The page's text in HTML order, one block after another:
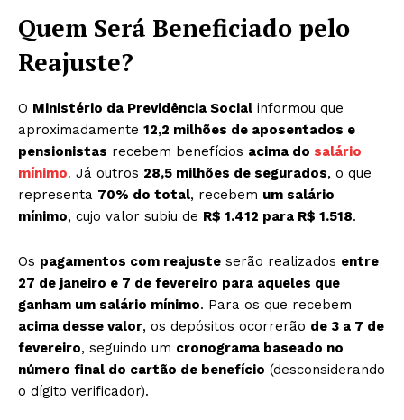
Quem Será Beneficiado pelo
Reajuste?
O Ministério da Previdência Social informou que
aproximadamente 12,2 milhões de aposentados e
pensionistas recebem benefícios acima do salário
mínimo. Já outros 28,5 milhões de segurados, o que
representa 70% do total, recebem um salário
mínimo, cujo valor subiu de R$ 1.412 para R$ 1.518.
Os pagamentos com reajuste serão realizados entre
27 de janeiro e 7 de fevereiro para aqueles que
ganham um salário mínimo. Para os que recebem
acima desse valor, os depósitos ocorrerão de 3 a 7 de
fevereiro, seguindo um cronograma baseado no
número final do cartão de benefício (desconsiderando
o dígito verificador).